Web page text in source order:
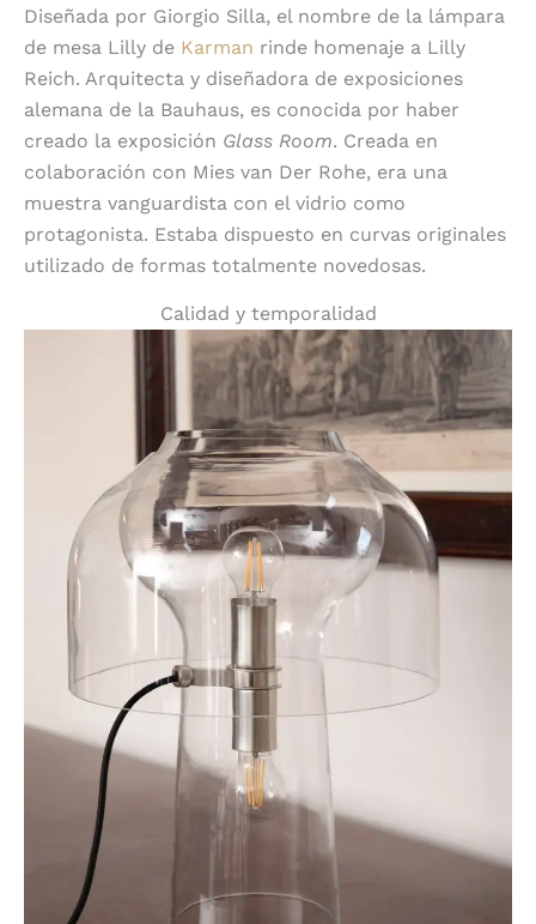
Diseñada por Giorgio Silla, el nombre de la lámpara
de mesa Lilly de Karman rinde homenaje a Lilly
Reich. Arquitecta y diseñadora de exposiciones
alemana de la Bauhaus, es conocida por haber
creado la exposición Glass Room. Creada en
colaboración con Mies van Der Rohe, era una
muestra vanguardista con el vidrio como
protagonista. Estaba dispuesto en curvas originales
utilizado de formas totalmente novedosas.
Calidad y temporalidad